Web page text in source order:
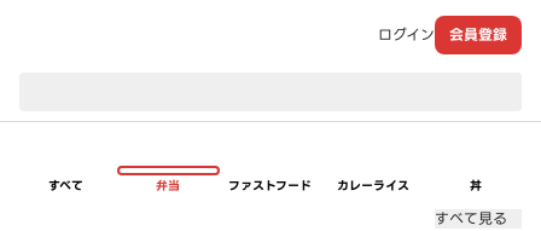
ログイン 会員登録
すべて 弁当 ファストフード カレーライス 丼
すべて見る